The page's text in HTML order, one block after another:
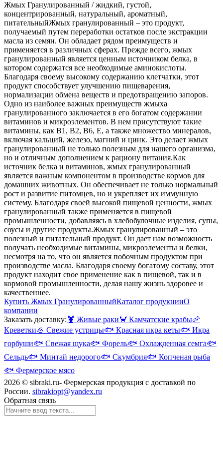
Жмых Гранулированный / жидкий, густой,
концентрированный, натуральный, ароматный,
питательныйЖмых гранулированный – это продукт,
получаемый путем переработки остатков после экстракции
масла из семян. Он обладает рядом преимуществ и
применяется в различных сферах. Прежде всего, жмых
гранулированный является ценным источником белка, в
котором содержатся все необходимые аминокислоты.
Благодаря своему высокому содержанию клетчатки, этот
продукт способствует улучшению пищеварения,
нормализации обмена веществ и предотвращению запоров.
Одно из наиболее важных преимуществ жмыха
гранулированного заключается в его богатом содержании
витаминов и микроэлементов. В нем присутствуют такие
витамины, как В1, В2, В6, Е, а также множество минералов,
включая кальций, железо, магний и цинк. Это делает жмых
гранулированный не только полезным для нашего организма,
но и отличным дополнением к рациону питания.Как
источник белка и витаминов, жмых гранулированный
является важным компонентом в производстве кормов для
домашних животных. Он обеспечивает не только нормальный
рост и развитие питомцев, но и укрепляет их иммунную
систему. Благодаря своей высокой пищевой ценности, жмых
гранулированный также применяется в пищевой
промышленности, добавляясь в хлебобулочные изделия, супы,
соусы и другие продукты.Жмых гранулированный – это
полезный и питательный продукт. Он дает нам возможность
получать необходимые витамины, микроэлементы и белки,
несмотря на то, что он является побочным продуктом при
производстве масла. Благодаря своему богатому составу, этот
продукт находит свое применение как в пищевой, так и в
кормовой промышленности, делая нашу жизнь здоровее и
качественнее.
Купить Жмых ГранулированныйКаталог продукцииО
компании
Заказать доставку: 🦞 Живые раки🦀 Камчатские крабы🦐
Креветки🦪 Свежие устрицы🐟 Красная икра кеты🐟 Икра
горбуши🐟 Свежая щука🐟 Форель🐟 Охлажденная семга🐟
Сельдь🐟 Минтай недорого🐟 Скумбрия🐟 Копченая рыба
🐟 Фермерское мясо
2026 © sibraki.ru- Фермерская продукция с доставкой по
России. sibrakiopt@yandex.ru
Обратная связь